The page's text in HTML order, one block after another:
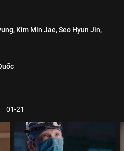
Kim Min Jae,Seo Hyun Jin,
01-21